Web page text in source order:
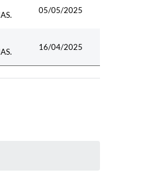
05/05/2025
16/04/2025